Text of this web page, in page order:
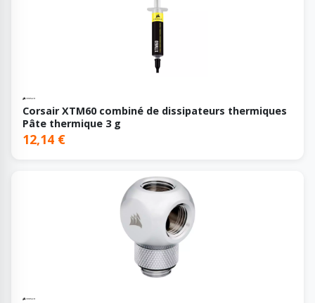
Corsair XTM60 combiné de dissipateurs thermiques
Pâte thermique 3 g
12,14 €